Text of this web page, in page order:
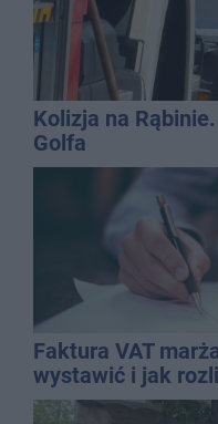
Kolizja na
Golfa
Faktura VAT
wystawić i jak